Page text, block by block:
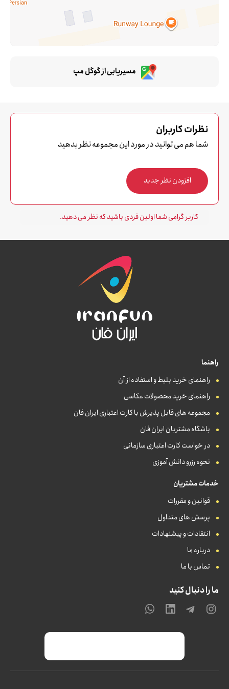
مسیریابی از گوگل مپ
نظرات کاربران
شما هم می توانید در مورد این مجموعه نظر بدهید
افزودن نظر جدید
کاربر گرامی شما اولین فردی باشید که نظر می دهید.
راهنما
راهنمای خرید بلیط و استفاده از آن
راهنمای خرید محصولات عکاسی
مجموعه های قابل پذیرش با کارت اعتباری ایران فان
باشگاه مشتریان ایران فان
در خواست کارت اعتباری سازمانی
نحوه رزرو دانش آموزی
خدمات مشتریان
قوانین و مقررات
پرسش های متداول
انتقادات و پیشنهادات
درباره ما
تماس با ما
ما را دنبال کنید